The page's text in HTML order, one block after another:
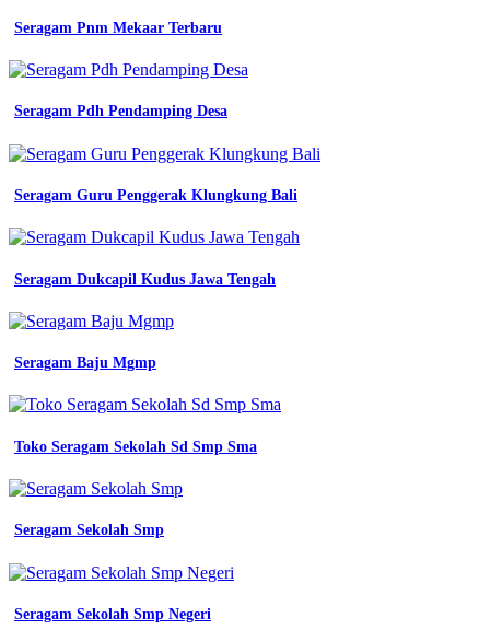
Seragam Pnm Mekaar Terbaru
Seragam Pdh Pendamping Desa
Seragam Guru Penggerak Klungkung Bali
Seragam Dukcapil Kudus Jawa Tengah
Seragam Baju Mgmp
Toko Seragam Sekolah Sd Smp Sma
Seragam Sekolah Smp
Seragam Sekolah Smp Negeri